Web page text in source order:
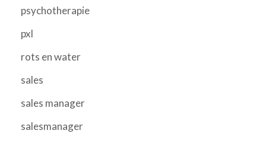
psychotherapie
pxl
rots en water
sales
sales manager
salesmanager